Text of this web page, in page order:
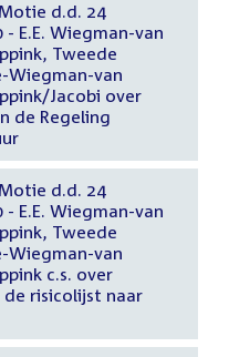
d.d. 24
E.E. Wiegman-van
Tweede
Wiegman-van
Jacobi over
de Regeling
d.d. 24
E.E. Wiegman-van
Tweede
Wiegman-van
c.s. over
risicolijst naar